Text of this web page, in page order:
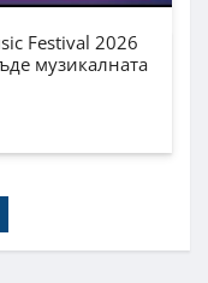
Festival 2026
музикалната